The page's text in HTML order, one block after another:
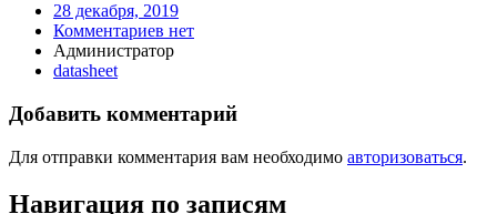
28 декабря, 2019
Комментариев нет
Администратор
datasheet
Добавить комментарий
Для отправки комментария вам необходимо авторизоваться.
Навигация по записям